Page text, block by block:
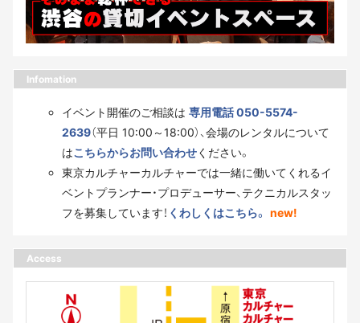
Infomation
イベント開催のご相談は 専用電話 050-5574-
2639（平日 10:00～18:00）、会場のレンタルについて
はこちらからお問い合わせください。
東京カルチャーカルチャーでは一緒に働いてくれるイ
ベントプランナー・プロデューサー、テクニカルスタッ
フを募集しています！ くわしくはこちら。 new!
Access